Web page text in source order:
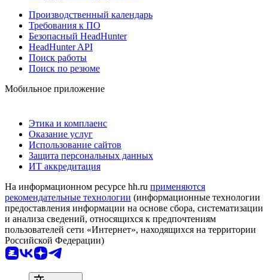
Производственный календарь
Требования к ПО
Безопасный HeadHunter
HeadHunter API
Поиск работы
Поиск по резюме
Мобильное приложение
Этика и комплаенс
Оказание услуг
Использование сайтов
Защита персональных данных
ИТ аккредитация
На информационном ресурсе hh.ru применяются
рекомендательные технологии (информационные технологии
предоставления информации на основе сбора, систематизации
и анализа сведений, относящихся к предпочтениям
пользователей сети «Интернет», находящихся на территории
Российской Федерации)